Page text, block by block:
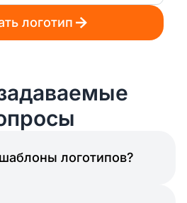
Отдых
логотип
логотипов?